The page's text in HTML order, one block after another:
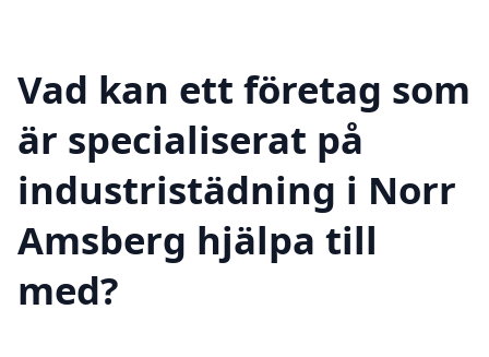
Vad kan ett företag som
är specialiserat på
industristädning i Norr
Amsberg hjälpa till
med?